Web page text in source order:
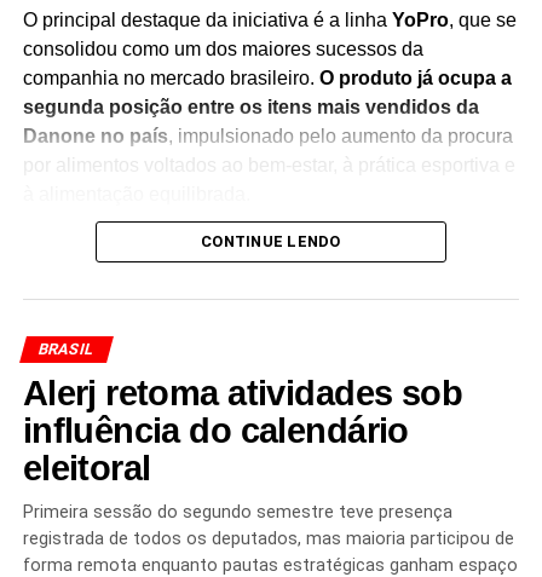
O principal destaque da iniciativa é a linha YoPro, que se
consolidou como um dos maiores sucessos da
companhia no mercado brasileiro. O produto já ocupa a
segunda posição entre os itens mais vendidos da
Danone no país, impulsionado pelo aumento da procura
por alimentos voltados ao bem-estar, à prática esportiva e
Segundo o CEO da Danone Brasil,Tiago Santos
consumidores, que têm buscado cada vez mais produtos
com alto teor de proteína e benefícios nutricionais. A
expectativa da empresa é fortalecer sua presença no
segmento e ampliar sua participação em um mercado que
segue em expansão.
Além de aumentar a capacidade produtiva,
investimentos devem contribuir para o fortalecimento
da operação brasileira, considerada estratégica para os
planos de crescimento da multinacional. A meta é fazer
CONTINUE LENDO
BRASIL
Alerj retoma atividades sob
influência do calendário
eleitoral
Primeira sessão do segundo semestre teve presença
registrada de todos os deputados, mas maioria participou de
forma remota enquanto pautas estratégicas ganham espaço